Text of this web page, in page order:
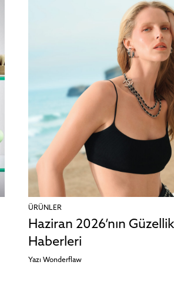
ÜRÜNLER
Haziran 2026’nın Güzellik
Haberleri
Yazı Wonderflaw